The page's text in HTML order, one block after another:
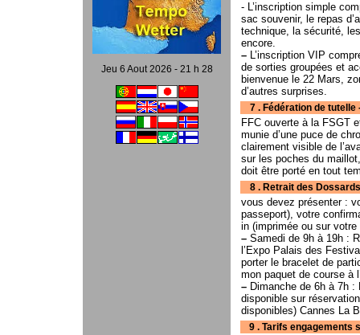
Jeu 6 Aout 2026 - 21 h 28
- L’inscription simple
sac souvenir, le repas
technique, la sécurité,
encore.
– L’inscription VIP
de sorties groupées et
bienvenue le 22 Mars,
d’autres surprises.
7 . Fédération de tutelle
FFC ouverte à la FSGT
munie d’une puce de
clairement visible de
sur les poches du
doit être porté en tout
8 . Retrait des Dossards
vous devez présenter :
passeport), votre
in (imprimée ou sur votre
– Samedi de 9h à 19h :
l’Expo Palais des
porter le bracelet de
mon paquet de course à
– Dimanche de 6h à 7h
disponible sur
disponibles) Cannes La
9 . Tarifs engagements